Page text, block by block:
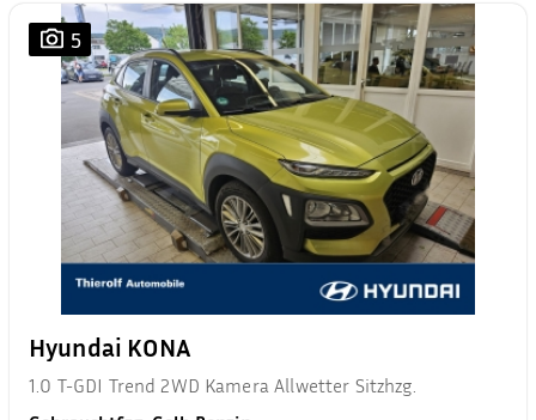
5
Hyundai KONA
1.0 T-GDI Trend 2WD Kamera Allwetter Sitzhzg.